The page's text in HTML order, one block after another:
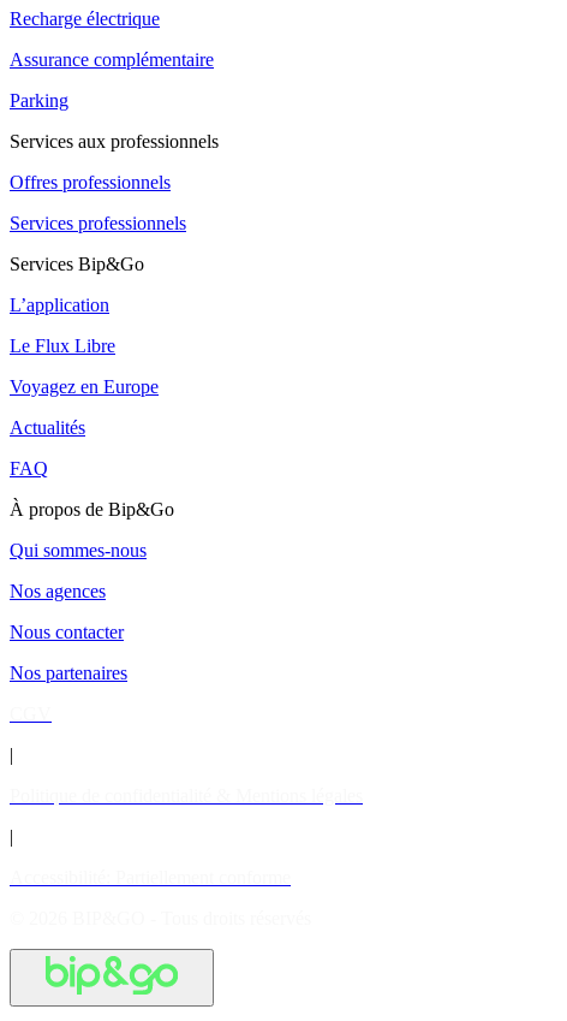
Recharge électrique
Assurance complémentaire
Parking
Services aux professionnels
Offres professionnels
Services professionnels
Services Bip&Go
L’application
Le Flux Libre
Voyagez en Europe
Actualités
FAQ
À propos de Bip&Go
Qui sommes-nous
Nos agences
Nous contacter
Nos partenaires
|
|